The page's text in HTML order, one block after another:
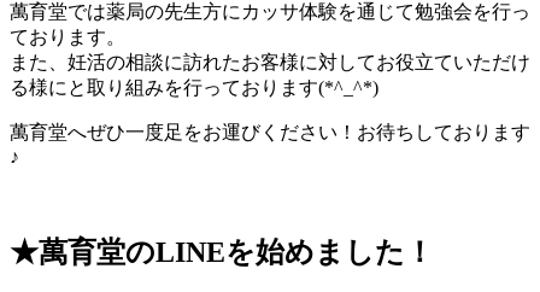
萬育堂では薬局の先生方にカッサ体験を通じて勉強会を行っ
ております。
また、妊活の相談に訪れたお客様に対してお役立ていただけ
る様にと取り組みを行っております(*^_^*)
萬育堂へぜひ一度足をお運びください！お待ちしております
♪
★萬育堂のLINEを始めました！